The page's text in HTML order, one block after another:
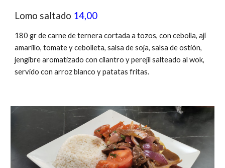
Lomo saltado 14,00
180 gr de carne de ternera cortada a tozos, con cebolla, ají
amarillo, tomate y cebolleta, salsa de soja, salsa de ostión,
jengibre aromatizado con cilantro y perejil salteado al wok,
servido con arroz blanco y patatas fritas.